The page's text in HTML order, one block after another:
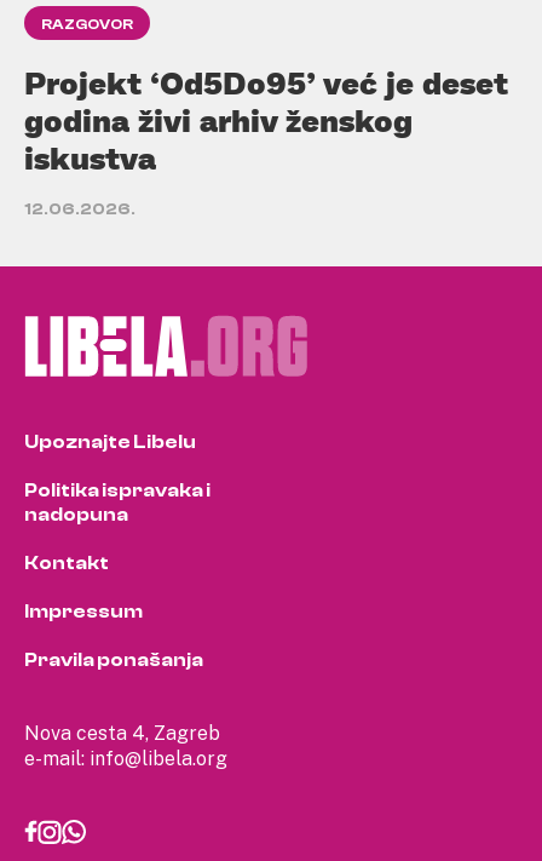
RAZGOVOR
Projekt ‘Od5Do95’ već je deset
godina živi arhiv ženskog
iskustva
12.06.2026.
Nova cesta 4, Zagreb
e-mail: info@libela.org
Upoznajte Libelu
Politika ispravaka i
nadopuna
Kontakt
Impressum
Pravila ponašanja